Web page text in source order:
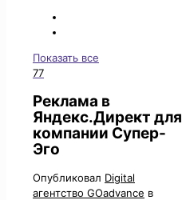
Показать все
77
Реклама в
Яндекс.Директ для
компании Супер-
Эго
Опубликовал Digital
агентство GOadvance в